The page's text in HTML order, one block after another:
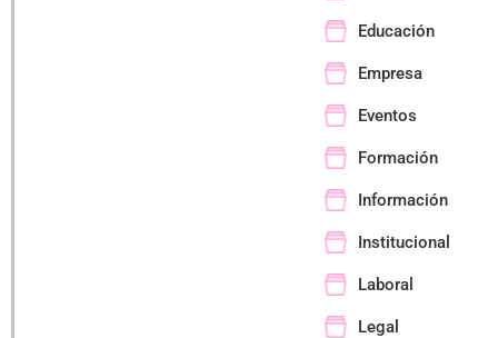
Educación
Empresa
Eventos
Formación
Información
Institucional
Laboral
Legal